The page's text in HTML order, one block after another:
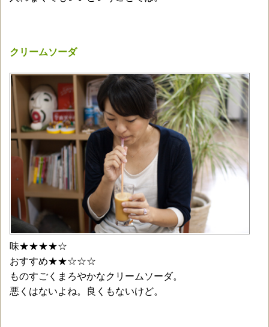
クリームソーダ
味★★★★☆
おすすめ★★☆☆☆
ものすごくまろやかなクリームソーダ。
悪くはないよね。良くもないけど。